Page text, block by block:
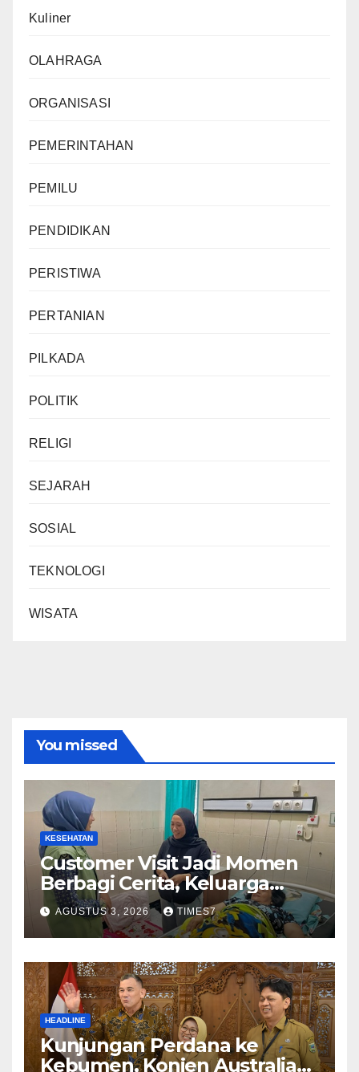
Kuliner
OLAHRAGA
ORGANISASI
PEMERINTAHAN
PEMILU
PENDIDIKAN
PERISTIWA
PERTANIAN
PILKADA
POLITIK
RELIGI
SEJARAH
SOSIAL
TEKNOLOGI
WISATA
You missed
KESEHATAN
Customer Visit Jadi Momen
Berbagi Cerita, Keluarga
Nurhayati Rasakan Manfaat
NyataProgram JKN
AGUSTUS 3, 2026 TIMES7
HEADLINE
Kunjungan Perdana ke
Kebumen, Konjen Australia